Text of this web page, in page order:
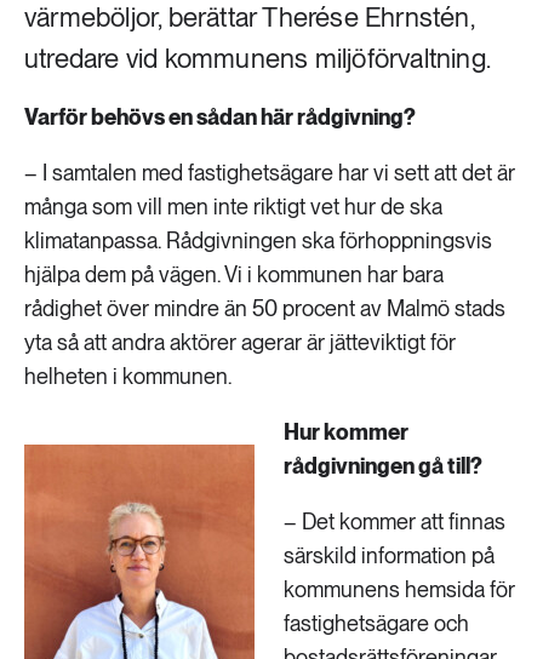
värmeböljor, berättar Therése Ehrnstén,
utredare vid kommunens miljöförvaltning.
Varför behövs en sådan här rådgivning?
– I samtalen med fastighetsägare har vi sett att det är
många som vill men inte riktigt vet hur de ska
klimatanpassa. Rådgivningen ska förhoppningsvis
hjälpa dem på vägen. Vi i kommunen har bara
rådighet över mindre än 50 procent av Malmö stads
yta så att andra aktörer agerar är jätteviktigt för
helheten i kommunen.
Hur kommer
rådgivningen gå till?
– Det kommer att finnas
särskild information på
kommunens hemsida för
fastighetsägare och